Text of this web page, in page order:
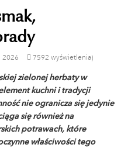
2026 7592 wyświetlenia)
zielonej herbaty w
kuchni i tradycji
nie ogranicza się jedynie
się również na
potrawach, które
właściwości tego